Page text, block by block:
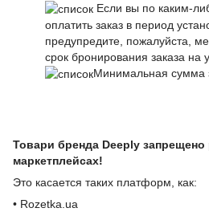
Если вы по каким-
оплатить заказ в период
предупредите, пожалуйста,
срок бронирования заказа на
Минимальная сумма
Товари бренда Deeply
маркетплейсах!
Это касается таких платформ, как:
• Rozetka.ua